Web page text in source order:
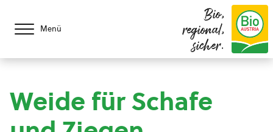
Menü
Bio,
regional,
sicher.
Weide für Schafe